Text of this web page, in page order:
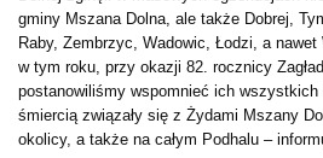
gminy Mszana Dolna, ale także Dobrej,
Raby, Zembrzyc, Wadowic, Łodzi, a
w tym roku, przy okazji 82. rocznicy
postanowiliśmy wspomnieć ich
śmiercią związały się z Żydami Mszany
okolicy, a także na całym Podhalu –